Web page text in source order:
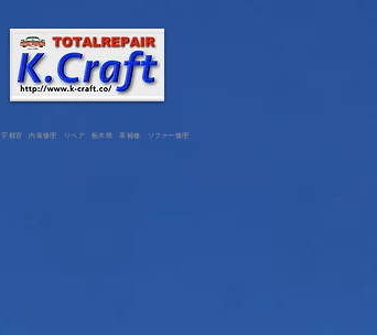
宇都宮 内装修理 リペア 栃木県 革補修 ソファー修理